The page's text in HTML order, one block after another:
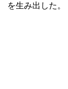
を生み出した。